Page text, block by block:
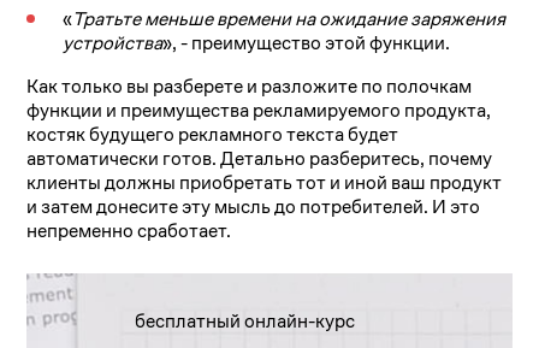
«Тратьте меньше времени на ожидание заряжения
устройства», - преимущество этой функции.
Как только вы разберете и разложите по полочкам
функции и преимущества рекламируемого продукта,
костяк будущего рекламного текста будет
автоматически готов. Детально разберитесь, почему
клиенты должны приобретать тот и иной ваш продукт
и затем донесите эту мысль до потребителей. И это
непременно сработает.
бесплатный онлайн-курс